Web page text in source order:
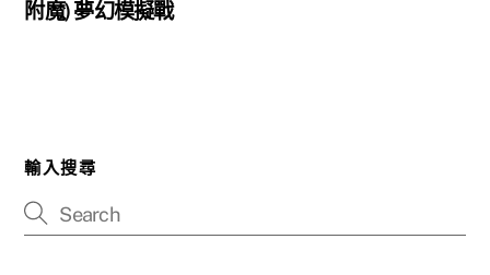
附魔) 夢幻模擬戰
輸入搜尋